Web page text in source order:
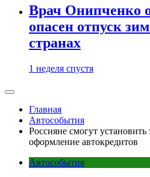
Врач Онипченко
опасен отпуск
странах
1 неделя спустя
Главная
Автособытия
Россияне смогут
оформление автокредитов
Автособытия